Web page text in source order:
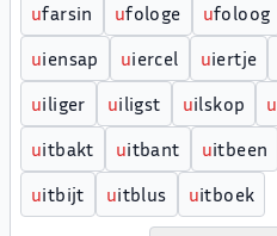
ufarsin ufologe ufoloog
uiensap uiercel uiertje
uiliger uiligst uilskop u
uitbakt uitbant uitbeen
uitbijt uitblus uitboek